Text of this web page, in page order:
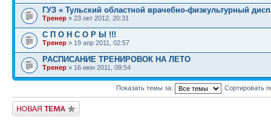
ГУЗ « Тульский областной врачебно-физкультурный
Тренер » 23 окт 2012, 20:31
С П О Н С О Р Ы !!!
Тренер » 19 апр 2011, 02:57
РАСПИСАНИЕ ТРЕНИРОВОК НА ЛЕТО
Тренер » 16 июн 2011, 09:54
Показать темы за: Сортировать
Начать новую тему